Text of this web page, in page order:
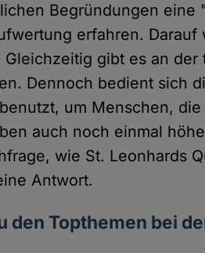
Begründungen
erfahren. Darauf
gibt es an der
Dennoch bedient sich
um Menschen,
auch noch einmal
wie St. Leonhards
Antwort.
den Topthemen bei